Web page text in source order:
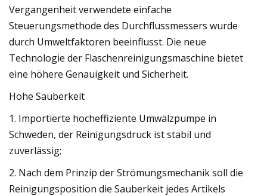
Vergangenheit verwendete einfache
Steuerungsmethode des Durchflussmessers wurde
durch Umweltfaktoren beeinflusst. Die neue
Technologie der Flaschenreinigungsmaschine bietet
eine höhere Genauigkeit und Sicherheit.
Hohe Sauberkeit
1. Importierte hocheffiziente Umwälzpumpe in
Schweden, der Reinigungsdruck ist stabil und
zuverlässig;
2. Nach dem Prinzip der Strömungsmechanik soll die
Reinigungsposition die Sauberkeit jedes Artikels